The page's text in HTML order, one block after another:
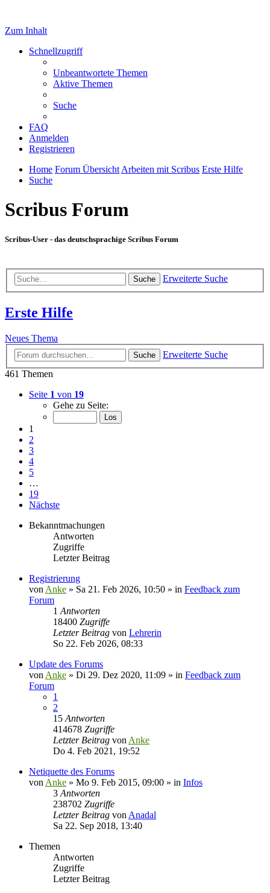
Zum Inhalt
Schnellzugriff
Unbeantwortete Themen
Aktive Themen
Suche
FAQ
Anmelden
Registrieren
Home Forum Übersicht Arbeiten mit Scribus Erste Hilfe
Suche
Scribus Forum
Scribus-User - das deutschsprachige Scribus Forum
Suche Erweiterte Suche
Erste Hilfe
Neues Thema
Suche
Erweiterte Suche
461 Themen
Seite 1 von 19
Gehe zu Seite:
1
2
3
4
5
…
19
Nächste
Bekanntmachungen
Antworten
Zugriffe
Letzter Beitrag
Registrierung
von Anke » Sa 21. Feb 2026, 10:50 » in Feedback zum
Forum
1 Antworten
18400 Zugriffe
Letzter Beitrag von Lehrerin
So 22. Feb 2026, 08:33
Update des Forums
von Anke » Di 29. Dez 2020, 11:09 » in Feedback zum
Forum
1
2
15 Antworten
414678 Zugriffe
Letzter Beitrag von Anke
Do 4. Feb 2021, 19:52
Netiquette des Forums
von Anke » Mo 9. Feb 2015, 09:00 » in Infos
3 Antworten
238702 Zugriffe
Letzter Beitrag von Anadal
Sa 22. Sep 2018, 13:40
Themen
Antworten
Zugriffe
Letzter Beitrag